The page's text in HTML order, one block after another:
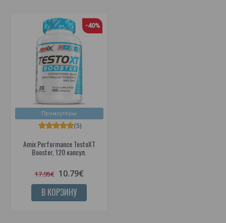
Промоутеры
-40%
Amix Performance TestoXT
Booster, 120 капсул.
(5)
17.95€ 10.79€
В КОРЗИНУ